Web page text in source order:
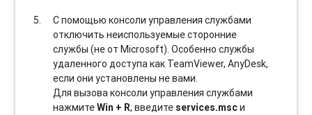
С помощью консоли управления службами
отключить неиспользуемые сторонние
службы (не от Microsoft). Особенно службы
удаленного доступа как TeamViewer, AnyDesk,
если они установлены не вами.
Для вызова консоли управления службами
нажмитеWin + R, введите services.mscи